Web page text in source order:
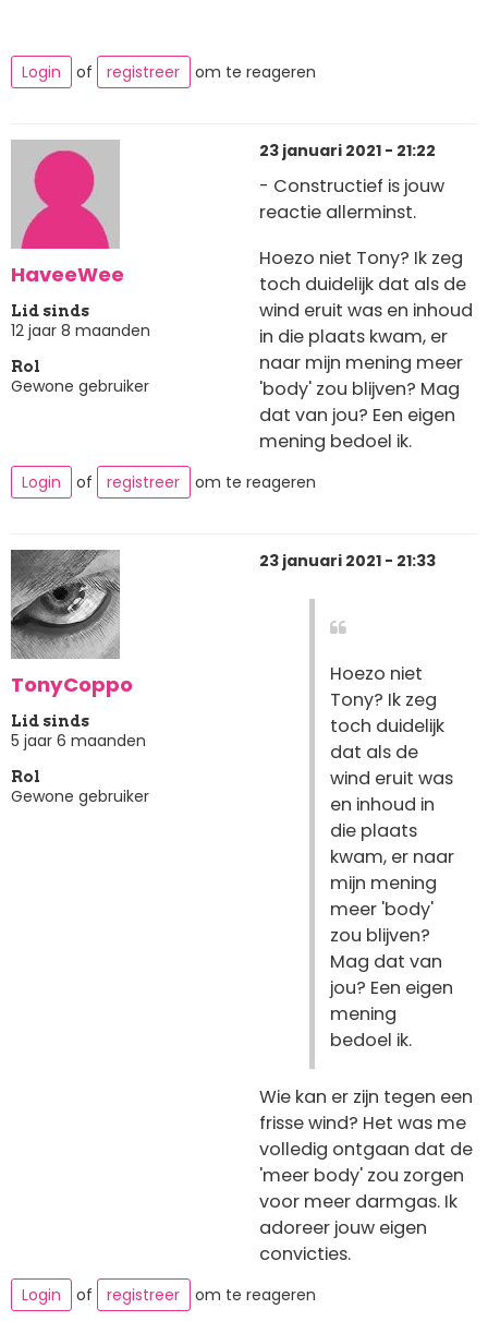
Login of registreer om te reageren
HaveeWee
Lid sinds
12 jaar 8 maanden
Rol
Gewone gebruiker
23 januari 2021 - 21:22
- Constructief is jouw
reactie allerminst.
Hoezo niet Tony? Ik zeg
toch duidelijk dat als de
wind eruit was en inhoud
in die plaats kwam, er
naar mijn mening meer
'body' zou blijven? Mag
dat van jou? Een eigen
mening bedoel ik.
Login of registreer om te reageren
TonyCoppo
Lid sinds
5 jaar 6 maanden
Rol
Gewone gebruiker
23 januari 2021 - 21:33
Hoezo niet
Tony? Ik zeg
toch duidelijk
dat als de
wind eruit was
en inhoud in
die plaats
kwam, er naar
mijn mening
meer 'body'
zou blijven?
Mag dat van
jou? Een eigen
mening
bedoel ik.
Wie kan er zijn tegen een
frisse wind? Het was me
volledig ontgaan dat de
'meer body' zou zorgen
voor meer darmgas. Ik
adoreer jouw eigen
convicties.
Login of registreer om te reageren